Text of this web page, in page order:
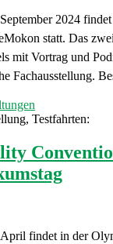
2024
statt. Das
mit Vortrag und
Fachausstellung.
Testfahrten:
findet in der